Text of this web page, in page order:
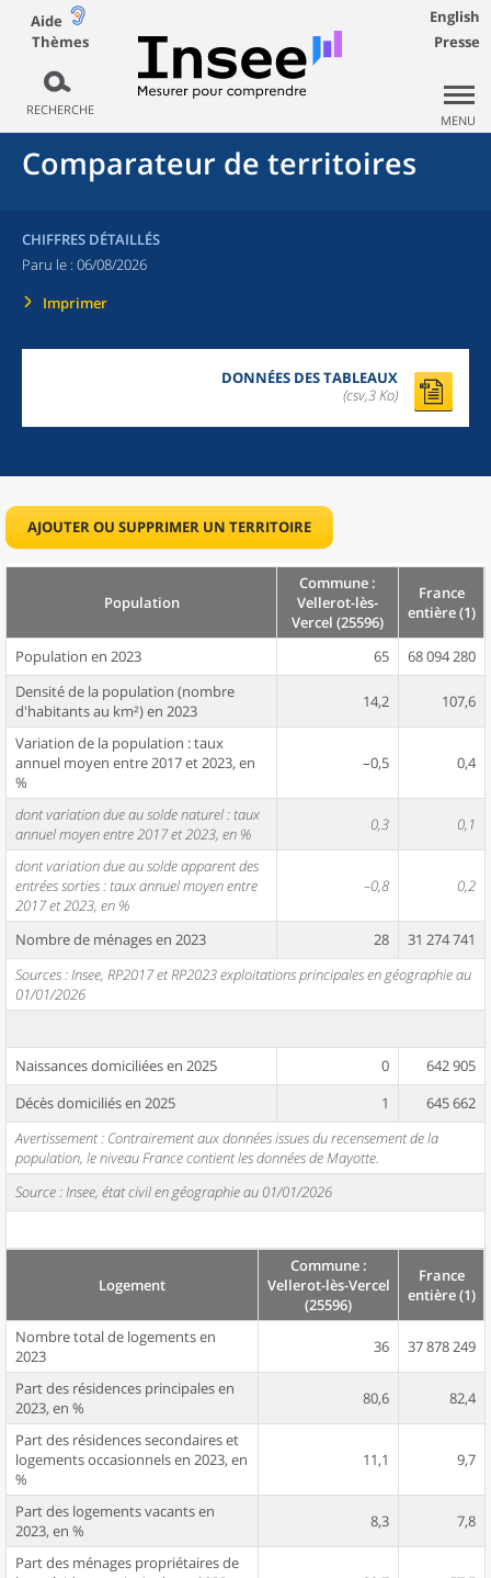
Aide
Thèmes
RECHERCHE
English
Presse
MENU
Comparateur de territoires
CHIFFRES DÉTAILLÉS
Paru le : 06/08/2026
Imprimer
DONNÉES DES TABLEAUX
(csv,3 Ko)
AJOUTER OU SUPPRIMER UN TERRITOIRE
Population
Commune :
Vellerot-lès-
Vercel (25596)
France
entière (1)
Population en 2023 65
68 094 280
Densité de la population (nombre
d'habitants au km²) en 2023
14,2 107,6
Variation de la population : taux
annuel moyen entre 2017 et 2023, en
%
–0,5 0,4
dont variation due au solde naturel : taux
annuel moyen entre 2017 et 2023, en %
0,3 0,1
dont variation due au solde apparent des
entrées sorties : taux annuel moyen entre
2017 et 2023, en %
–0,8 0,2
Nombre de ménages en 2023 28
31 274 741
Sources : Insee, RP2017 et RP2023 exploitations principales en géographie au
01/01/2026
Naissances domiciliées en 2025 0
642 905
Décès domiciliés en 2025
1
645 662
Avertissement : Contrairement aux données issues du recensement de la
population, le niveau France contient les données de Mayotte.
Source : Insee, état civil en géographie au 01/01/2026
Logement
Commune :
Vellerot-lès-Vercel
(25596)
France
entière (1)
Nombre total de logements en
2023
36 37 878 249
Part des résidences principales en
2023, en %
80,6 82,4
Part des résidences secondaires et
logements occasionnels en 2023, en
%
11,1 9,7
Part des logements vacants en
2023, en %
8,3 7,8
Part des ménages propriétaires de